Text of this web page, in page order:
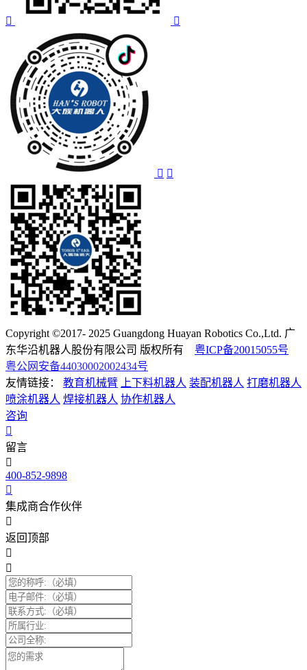
Copyright ©2017- 2025 Guangdong Huayan Robotics Co.,Ltd. 广
东华沿机器人股份有限公司 版权所有 粤ICP备20015055号
粤公网安备44030002002434号
友情链接：
教育机械臂 上下料机器人 装配机器人 打磨机器人
喷涂机器人 焊接机器人 协作机器人
咨询
留言
400-852-9898
集成商合作伙伴
返回顶部